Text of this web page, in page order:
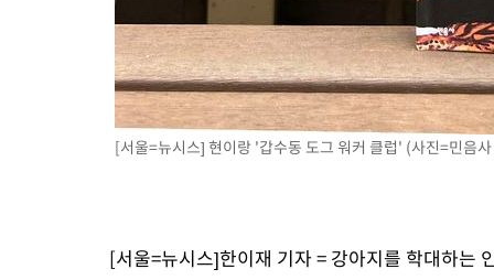
[서울=뉴시스] 현이랑 '갑수동 도그 워커 클럽' (사진=민음
[서울=뉴시스]한이재 기자 = 강아지를 학대하는